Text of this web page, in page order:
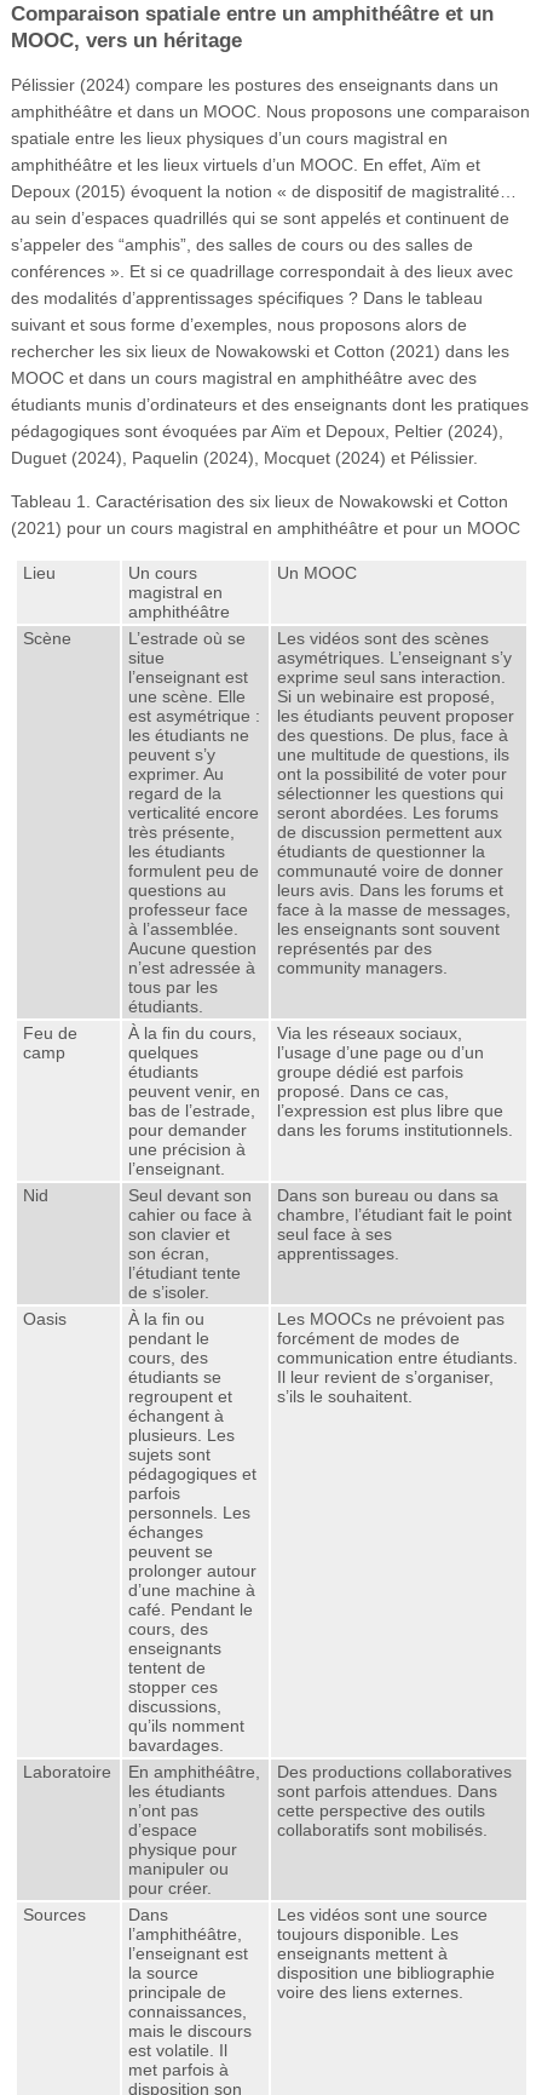
Comparaison spatiale entre un amphithéâtre et un
MOOC, vers un héritage
Pélissier (2024) compare les postures des enseignants dans un
amphithéâtre et dans un MOOC. Nous proposons une comparaison
spatiale entre les lieux physiques d’un cours magistral en
amphithéâtre et les lieux virtuels d’un MOOC. En effet, Aïm et
Depoux (2015) évoquent la notion « de dispositif de magistralité…
au sein d’espaces quadrillés qui se sont appelés et continuent de
s’appeler des “amphis”, des salles de cours ou des salles de
conférences ». Et si ce quadrillage correspondait à des lieux avec
des modalités d’apprentissages spécifiques ? Dans le tableau
suivant et sous forme d’exemples, nous proposons alors de
rechercher les six lieux de Nowakowski et Cotton (2021) dans les
MOOC et dans un cours magistral en amphithéâtre avec des
étudiants munis d’ordinateurs et des enseignants dont les pratiques
pédagogiques sont évoquées par Aïm et Depoux, Peltier (2024),
Duguet (2024), Paquelin (2024), Mocquet (2024) et Pélissier.
Tableau 1. Caractérisation des six lieux de Nowakowski et Cotton
(2021) pour un cours magistral en amphithéâtre et pour un MOOC
Lieu
Un cours
magistral en
amphithéâtre
Un MOOC
Scène
L’estrade où se
situe
l’enseignant est
une scène. Elle
est asymétrique :
les étudiants ne
peuvent s’y
exprimer. Au
regard de la
verticalité encore
très présente,
les étudiants
formulent peu de
questions au
professeur face
à l’assemblée.
Aucune question
n’est adressée à
tous par les
étudiants.
Les vidéos sont des scènes
asymétriques. L’enseignant s’y
exprime seul sans interaction.
Si un webinaire est proposé,
les étudiants peuvent proposer
des questions. De plus, face à
une multitude de questions, ils
ont la possibilité de voter pour
sélectionner les questions qui
seront abordées. Les forums
de discussion permettent aux
étudiants de questionner la
communauté voire de donner
leurs avis. Dans les forums et
face à la masse de messages,
les enseignants sont souvent
représentés par des
community managers.
Feu de
camp
À la fin du cours,
quelques
étudiants
peuvent venir, en
bas de l’estrade,
pour demander
une précision à
l’enseignant.
Via les réseaux sociaux,
l’usage d’une page ou d’un
groupe dédié est parfois
proposé. Dans ce cas,
l’expression est plus libre que
dans les forums institutionnels.
Nid
Seul devant son
cahier ou face à
son clavier et
son écran,
l’étudiant tente
de s’isoler.
Dans son bureau ou dans sa
chambre, l’étudiant fait le point
seul face à ses
apprentissages.
Oasis
À la fin ou
pendant le
cours, des
étudiants se
regroupent et
échangent à
plusieurs. Les
sujets sont
pédagogiques et
parfois
personnels. Les
échanges
peuvent se
prolonger autour
d’une machine à
café. Pendant le
cours, des
enseignants
tentent de
stopper ces
discussions,
qu’ils nomment
bavardages.
Les MOOCs ne prévoient pas
forcément de modes de
communication entre étudiants.
Il leur revient de s’organiser,
s’ils le souhaitent.
Laboratoire
En amphithéâtre,
les étudiants
n’ont pas
d’espace
physique pour
manipuler ou
pour créer.
Des productions collaboratives
sont parfois attendues. Dans
cette perspective des outils
collaboratifs sont mobilisés.
Sources
Dans
l’amphithéâtre,
l’enseignant est
la source
principale de
connaissances,
mais le discours
est volatile. Il
met parfois à
disposition son
Les vidéos sont une source
toujours disponible. Les
enseignants mettent à
disposition une bibliographie
voire des liens externes.